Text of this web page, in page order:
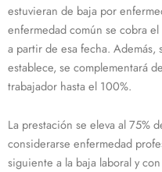
estuvieran de baja por
enfermedad común se cobra
a partir de esa fecha.
establece, se complementará
trabajador hasta el 100%.
La prestación se eleva al 75%
considerarse enfermedad
siguiente a la baja laboral y